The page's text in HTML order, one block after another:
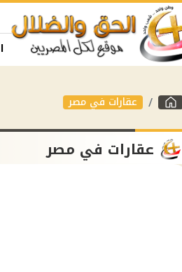
عقارات في مصر
عقارات في مصر